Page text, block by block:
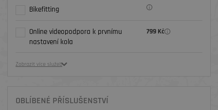
Bikefitting
Online videopodpora k prvnímu
nastavení kola
799 Kč
Zobrazit více služeb
OBLÍBENÉ PŘÍSLUŠENSTVÍ